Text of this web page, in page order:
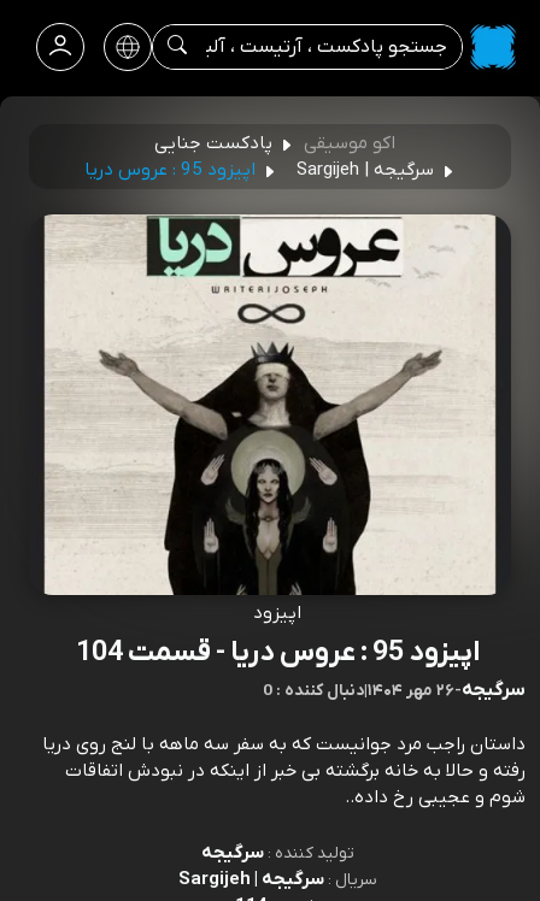
اکو موسیقی
پادکست جنایی
سرگیجه | Sargijeh
اپیزود 95 : عروس دریا
اپیزود
اپیزود 95 : عروس دریا - قسمت 104
سرگیجه-۲۶ مهر ۱۴۰۴ |0 : دنبال کننده
داستان راجب مرد جوانیست که به سفر سه ماهه با لنج روی دریا
رفته و حالا به خانه برگشته بی خبر از اینکه در نبودش اتفاقات
شوم و عجیبی رخ داده..
تولید کننده :سرگیجه
سریال :سرگیجه | Sargijeh